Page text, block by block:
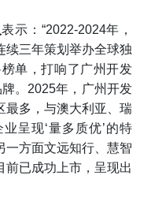
表示：“2022-2024年，
续三年策划举办全球独
单，打响了广州开发
牌。2025年，广州开发
最多，与澳大利亚、瑞
呈现‘量多质优’的特
一方面文远知行、慧智
前已成功上市，呈现出